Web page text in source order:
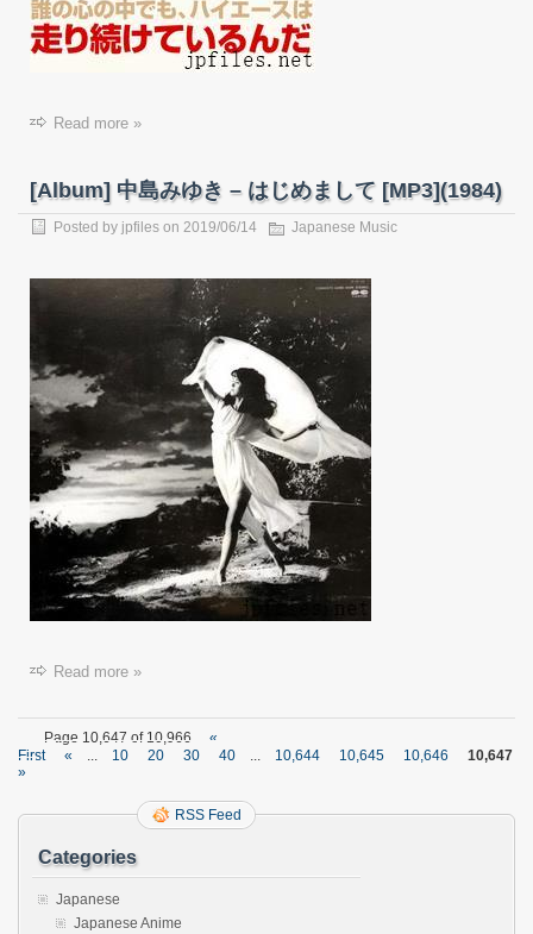
Read more »
[Album] 中島みゆき – はじめまして [MP3](1984)
Posted by jpfiles on 2019/06/14 Japanese Music
Read more »
Page 10,647 of 10,966
«
First
« ... 10 20 30 40 ... 10,644 10,645 10,646 10,647
»
RSS Feed
Categories
Japanese
Japanese Anime